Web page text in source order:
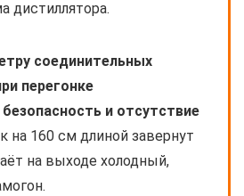
дистиллятора.
соединительных
перегонке
и отсутствие
на 160 см длиной завернут
на выходе холодный,